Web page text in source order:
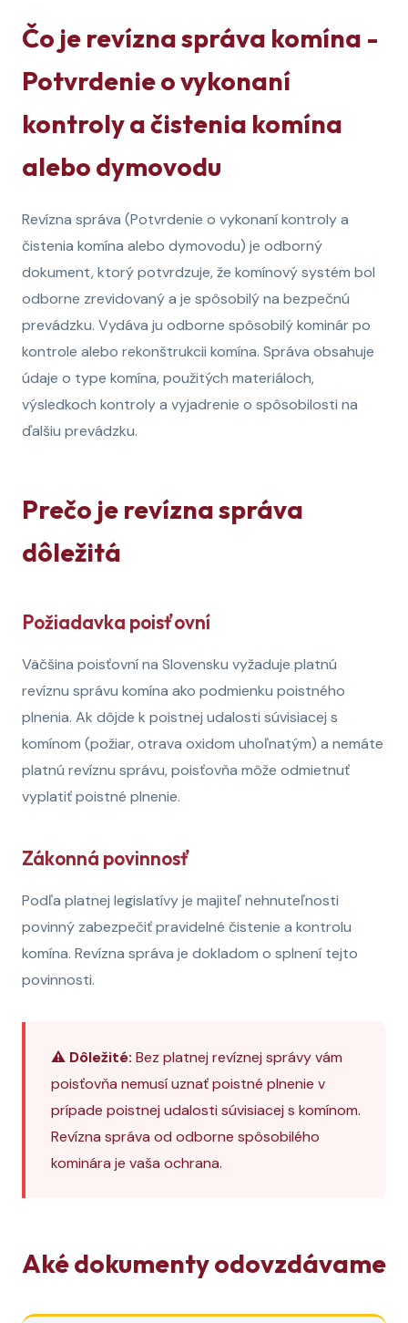
Čo je revízna správa komína -
Potvrdenie o vykonaní
kontroly a čistenia komína
alebo dymovodu
Revízna správa (Potvrdenie o vykonaní kontroly a
čistenia komína alebo dymovodu) je odborný
dokument, ktorý potvrdzuje, že komínový systém bol
odborne zrevidovaný a je spôsobilý na bezpečnú
prevádzku. Vydáva ju odborne spôsobilý kominár po
kontrole alebo rekonštrukcii komína. Správa obsahuje
údaje o type komína, použitých materiáloch,
výsledkoch kontroly a vyjadrenie o spôsobilosti na
ďalšiu prevádzku.
Prečo je revízna správa
dôležitá
Požiadavka poisťovní
Väčšina poisťovní na Slovensku vyžaduje platnú
revíznu správu komína ako podmienku poistného
plnenia. Ak dôjde k poistnej udalosti súvisiacej s
komínom (požiar, otrava oxidom uhoľnatým) a nemáte
platnú revíznu správu, poisťovňa môže odmietnuť
vyplatiť poistné plnenie.
Zákonná povinnosť
Podľa platnej legislatívy je majiteľ nehnuteľnosti
povinný zabezpečiť pravidelné čistenie a kontrolu
komína. Revízna správa je dokladom o splnení tejto
povinnosti.
⚠️ Dôležité: Bez platnej revíznej správy vám
poisťovňa nemusí uznať poistné plnenie v
prípade poistnej udalosti súvisiacej s komínom.
Revízna správa od odborne spôsobilého
kominára je vaša ochrana.
Aké dokumenty odovzdávame